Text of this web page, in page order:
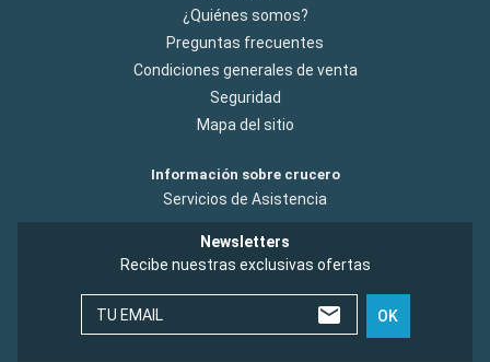
¿Quiénes somos?
Preguntas frecuentes
Condiciones generales de venta
Seguridad
Mapa del sitio
Información sobre crucero
Servicios de Asistencia
Newsletters
Recibe nuestras exclusivas ofertas
TU EMAIL OK